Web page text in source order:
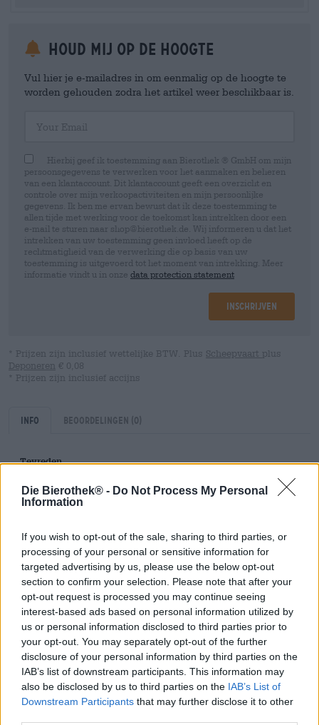
Die Bierothek® - Do Not Process My Personal
Information
If you wish to opt-out of the sale, sharing to third parties, or
processing of your personal or sensitive information for
targeted advertising by us, please use the below opt-out
section to confirm your selection. Please note that after your
opt-out request is processed you may continue seeing
interest-based ads based on personal information utilized by
us or personal information disclosed to third parties prior to
your opt-out. You may separately opt-out of the further
disclosure of your personal information by third parties on the
IAB’s list of downstream participants. This information may
also be disclosed by us to third parties on the IAB’s List of
Downstream Participants that may further disclose it to other
Houd mij op de hoogte
Vul hier je e-mailadres in om eenmalig op de hoogte te
worden gehouden zodra het artikel weer beschikbaar is.
Hierbij geef ik toestemming aan Bierothek ® GmbH om mijn
persoonsgegevens te verwerken voor het aanmaken en beheren
van een klantaccount. Dit klantaccount geeft een overzicht en
controle over mijn verkoopactiviteiten en mijn persoonlijke
gegevens. Ik ben me ervan bewust dat ik deze toestemming te
allen tijde met werking voor de toekomst kan intrekken door een
e-mail te sturen naar shop@bierothek.de. Wij informeren u dat het
intrekken van uw toestemming geen invloed heeft op de
rechtmatigheid van de verwerking die op basis van uw
toestemming is uitgevoerd tot het moment van intrekking. Meer
informatie vindt u in onze data protection statement
Inschrijven
* Prijzen zijn inclusief wettelijke BTW. Plus Scheepvaart plus
Deponeren € 0,08
* Prijzen zijn inclusief accijns
Info Beoordelingen (0)
Tevreden
Brauerei
Bierothek® ID
10002059
Gewicht
0.5kg(0.88kg met verpakking)
Deponeren
€ 0.08
LMIV
Verantwoordelijke exploitant van levensmiddelenbedrijven
(EU)
Heller-Bräu Trum GmbH, Dominikanerstraße 6, 96049
Bamberg Deutschland(DE)